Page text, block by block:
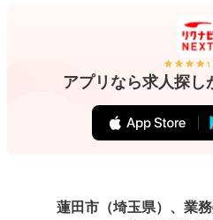
アプリなら求人探し
蓮田市（埼玉県）、業